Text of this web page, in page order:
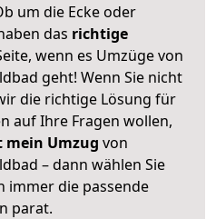
um die Ecke oder
das richtige
wenn es Umzüge von
geht! Wenn Sie nicht
die richtige Lösung für
auf Ihre Fragen wollen,
Umzug von
– dann wählen Sie
immer die passende
parat.